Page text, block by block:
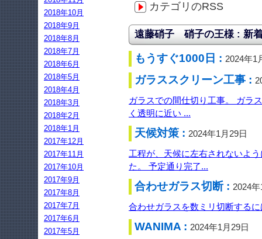
カテゴリのRSS
遠藤硝子 硝子の王様 : 新
もうすぐ1000日 : 2024年1
ガラススクリーン工事 :
ガラスでの間仕切り工事。 ガラ
く透明に近い ...
天候対策 : 2024年1月29日
工程が、天候に左右されないよ
た。 予定通り完了...
合わせガラス切断 : 2024
合わせガラスを数ミリ切断する
WANIMA : 2024年1月29日
2018年10月
2018年9月
2018年8月
2018年7月
2018年6月
2018年5月
2018年4月
2018年3月
2018年2月
2018年1月
2017年12月
2017年11月
2017年10月
2017年9月
2017年8月
2017年7月
2017年6月
2017年5月